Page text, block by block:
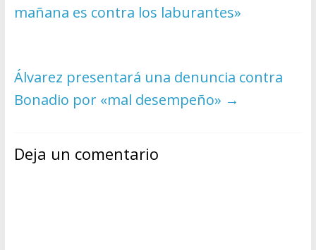
mañana es contra los laburantes»
Álvarez presentará una denuncia contra
Bonadio por «mal desempeño» →
Deja un comentario